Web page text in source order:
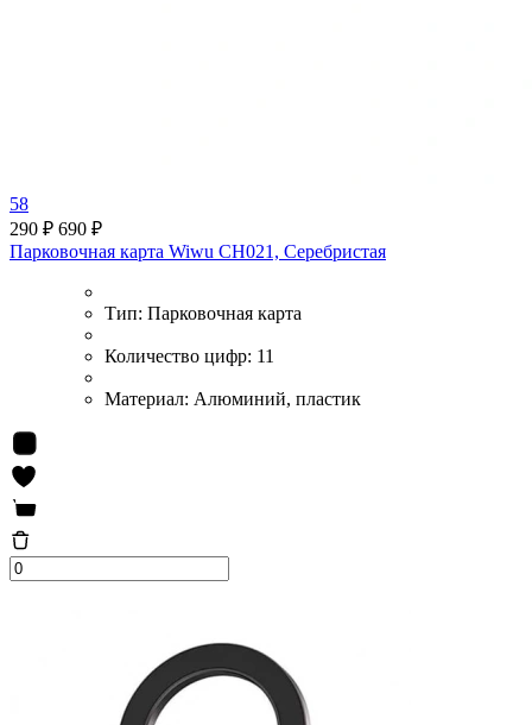
58
290 ₽ 690 ₽
Парковочная карта Wiwu CH021, Серебристая
Тип: Парковочная карта
Количество цифр: 11
Материал: Алюминий, пластик